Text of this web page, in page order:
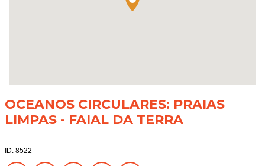
OCEANOS CIRCULARES: PRAIAS
LIMPAS - FAIAL DA TERRA
ID: 8522